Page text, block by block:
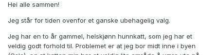
Hei alle sammen!
Jeg står for tiden ovenfor et ganske ubehagelig valg.
Jeg har en to år gammel, helskjønn hunnkatt, som jeg har et
veldig godt forhold til. Problemet er at jeg bor midt inne i byen